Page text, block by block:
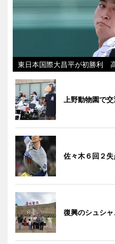
東日本国際大昌平が初勝利
上野動物園で
佐々木６回２
復興のシュシ